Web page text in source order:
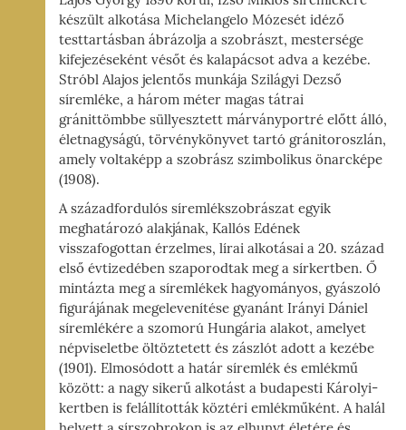
készült alkotása Michelangelo Mózesét idéző
testtartásban ábrázolja a szobrászt, mestersége
kifejezéseként vésőt és kalapácsot adva a kezébe.
Stróbl Alajos jelentős munkája Szilágyi Dezső
síremléke, a három méter magas tátrai
gránittömbbe süllyesztett márványportré előtt álló,
életnagyságú, törvénykönyvet tartó gránitoroszlán,
amely voltaképp a szobrász szimbolikus önarcképe
(1908).
A századfordulós síremlékszobrászat egyik
meghatározó alakjának, Kallós Edének
visszafogottan érzelmes, lírai alkotásai a 20. század
első évtizedében szaporodtak meg a sírkertben. Ő
mintázta meg a síremlékek hagyományos, gyászoló
figurájának megelevenítése gyanánt Irányi Dániel
síremlékére a szomorú Hungária alakot, amelyet
népviseletbe öltöztetett és zászlót adott a kezébe
(1901). Elmosódott a határ síremlék és emlékmű
között: a nagy sikerű alkotást a budapesti Károlyi-
kertben is felállították köztéri emlékműként. A halál